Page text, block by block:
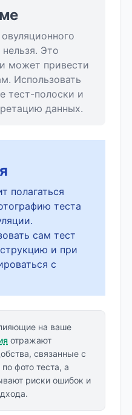
Это
может привести
Использовать
тест-полоски и
данных.
полагаться
теста
сам тест
и при
с
на ваше
отражают
связанные с
фото теста, а
риски ошибок и